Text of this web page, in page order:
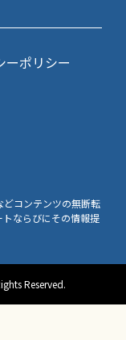
ーポリシー
コンテンツの無断転
ならびにその情報提
Reserved.